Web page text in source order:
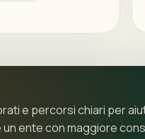
e percorsi chiari per
ente con maggiore